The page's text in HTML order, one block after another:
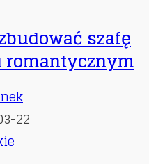
szafę
romantycznym
22